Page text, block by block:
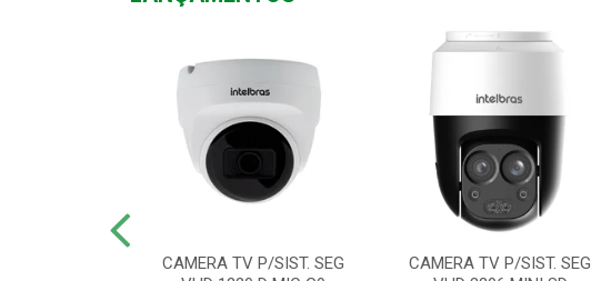
CAMERA TV P/SIST. SEG
CAMERA TV P/SIST. SEG